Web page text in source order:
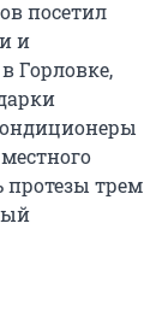
посетил
и
Горловке,
протезы трем